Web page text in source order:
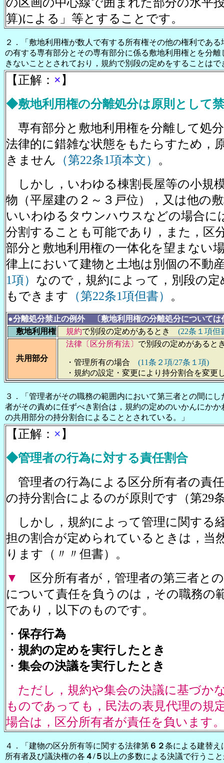
算)による」等とすることです。
２．「敷地利用権が数人で有する所有権その他の権利であ
の有する専有部分とその専有部分に係る敷地利用権とを分
きないこととされており，規約で別段の定めをすることはで
【正解： × 】
◆敷地利用権の分離処分は原則として
専有部分と敷地利用権を分離して処
法律的に錯雑な状態をもたらすため，
きません
（第22条1項本文） 。
しかし，いわゆる棟割長屋等の小規
物（平屋建の２～３戸位），又は他の
いいわゆるタウンハウスなどの場合に
分割することも可能であり，また，区
部分と敷地利用権の一体化を望まない
律上において建物と土地は別個の不動
1項） なので，規約によって，別段の
もできます （第22条1項但書） 。
●分離処分禁止の例外 〔敷地利用権の分離処分については
敷地利用権
規約で別段の定めがあるとき (22条１項但
共用部分
法律〔区分所有法〕 で別段の定めがある
・管理所有の場合 (11条２項/27条１項)
・規約の設定・変更により持分割合を変
３．「管理者がその職務の範囲内において第三者との間に
者がその責めに任ずべき割合は，規約の定めのいかんにか
の共用部分の持分割合によることとされている。」
【正解： × 】
◆管理者の行為に対する責任割合
管理者の行為による区分所有者の責
の持分割合によるのが原則です（第29
しかし，規約によって管理に関する
担の割合が定められているときは，当
ります（〃〃但書）。
▼
区分所有者が，管理者の第三者と
について責任を負うのは，その職務の
であり，以下のものです。
・保存行為
・ 規約の定めを実行したとき
・ 集会の決議を実行したとき
ただし，規約や集会の決議に基づか
ものであっても，民法の表見代理の規
場合は，区分所有者が責任を負います
４．「建物の区分所有等に関する法律第 ６２条による建替え
所有者及び議決権の各 ４/５ 以上の多数による決議で行うこ